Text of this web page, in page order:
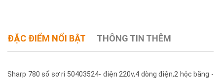
ĐẶC ĐIỂM NỔI BẬT THÔNG TIN THÊM
Sharp 780 số sơ ri 50403524- điện 220v,4 dòng điện,2 hộc băng -